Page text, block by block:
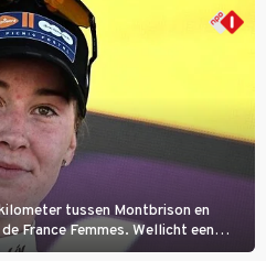
tussen Montbrison en
France Femmes. Wellicht een
jaar de witte trui won.